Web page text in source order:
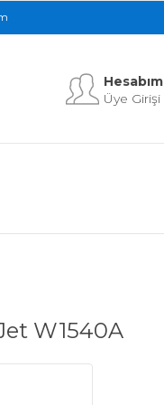
Hesabım
Üye Girişi
W1540A